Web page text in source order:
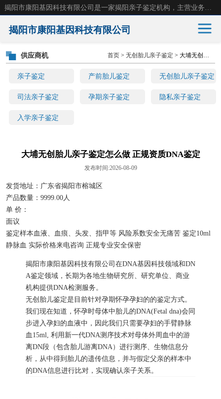
揭阳市康阳基因科技有限公司
亲子鉴定 产前胎儿鉴定 无创胎儿亲子鉴定
司法亲子鉴定 孕期亲子鉴定 隐私亲子鉴定
入学亲子鉴定
供应商机 首页 > 无创胎儿亲子鉴定 > 大埔无创胎儿亲子鉴定怎么做 正规资质DNA鉴定
大埔无创胎儿亲子鉴定怎么做 正规资质DNA鉴定
发布时间:2026-08-09
发货地址：广东省揭阳市榕城区
产品数量：9999.00人
单 价：
面议
鉴定样本血液、血痕、头发、指甲等 风险系数安全无痛苦 鉴定10ml
静脉血 实际价格来电咨询 正规专业安全保密
揭阳市康阳基因科技有限公司在DNA基因科技领域和DN
A鉴定领域，长期为各地生物研究所、研究单位、商业
机构提供DNA检测服务。
无创胎儿鉴定是目前针对孕期怀孕孕妇的的鉴定方式。
我们现在知道，怀孕时母体中胎儿的DNA(Fetal dna)会同
步进入孕妇的血液中，因此我们只需要孕妇的手臂静脉
血15ml, 利用新一代DNA测序技术对母体外周血中的游
离DN段（包含胎儿游离DNA）进行测序、生物信息分
析，从中得到胎儿的遗传信息，并与假定父亲的样本中
的DNA信息进行比对，实现确认亲子关系。
亲子鉴定 产前胎儿鉴定
无创胎儿亲子鉴定 司法亲子鉴定
孕期亲子鉴定